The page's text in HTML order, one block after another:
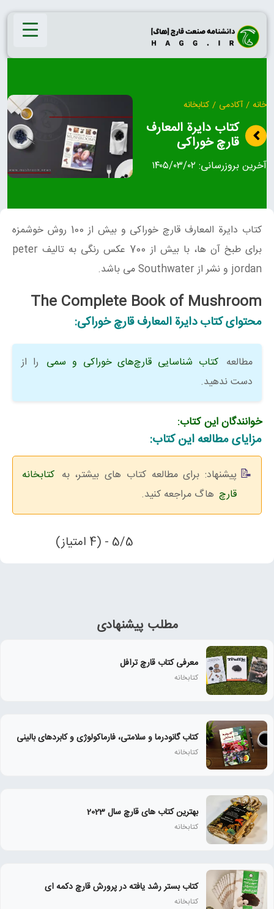
Skip
content
خانه / آکادمی / کتابخانه
کتاب دایرة المعارف
قارچ خوراکی
آخرین بروزرسانی: ۱۴۰۵/۰۳/۰۲
کتاب
دایرة المعارف قارچ خوراکی و بیش از 100 روش خوشمزه
برای طبخ آن ها، با بیش از 700 عکس رنگی به تالیف peter
jordan و نشر از
Southwater می باشد.
The Complete Book of Mushroom
محتوای کتاب دایرة المعارف قارچ خوراکی:
مطالعه کتاب شناسایی قارچ‌های خوراکی و سمی را از
دست ندهید.
خوانندگان این کتاب:
مزایای مطالعه این کتاب:
پیشنهاد: برای مطالعه کتاب های بیشتر، به کتابخانه
قارچ هاگ مراجعه کنید.
5/5 - (4 امتیاز)
مطلب پیشنهادی
معرفی کتاب قارچ ترافل
کتابخانه
کتاب گانودرما و سلامتی، فارماکولوژی و کابردهای بالینی
کتابخانه
بهترین کتاب های قارچ سال 2023
کتابخانه
کتاب بستر رشد یافته در پرورش قارچ دکمه ای
کتابخانه